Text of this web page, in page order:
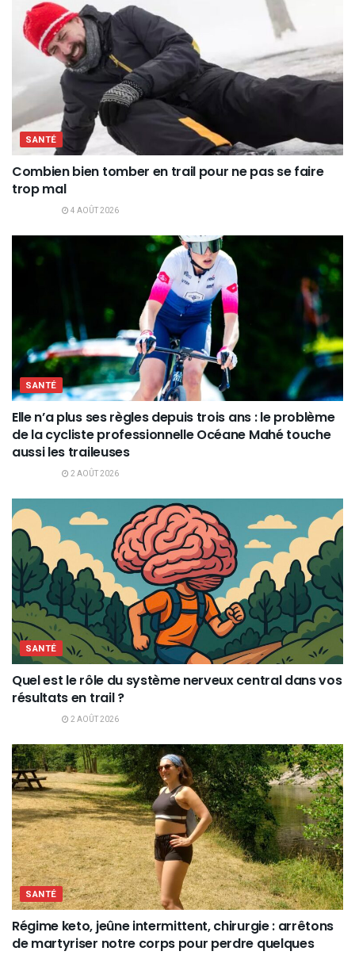
SANTÉ
Combien bien tomber en trail pour ne pas se faire
trop mal
4 AOÛT 2026
SANTÉ
Elle n’a plus ses règles depuis trois ans : le problème
de la cycliste professionnelle Océane Mahé touche
aussi les traileuses
2 AOÛT 2026
SANTÉ
Quel est le rôle du système nerveux central dans vos
résultats en trail ?
2 AOÛT 2026
SANTÉ
Régime keto, jeûne intermittent, chirurgie : arrêtons
de martyriser notre corps pour perdre quelques